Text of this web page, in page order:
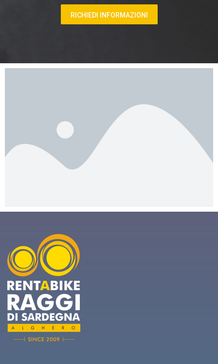
RICHIEDI INFORMAZIONI